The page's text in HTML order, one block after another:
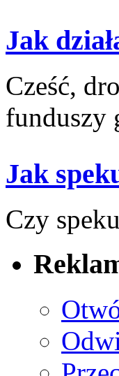
Jak
Cześć,
funduszy
Jak
Czy